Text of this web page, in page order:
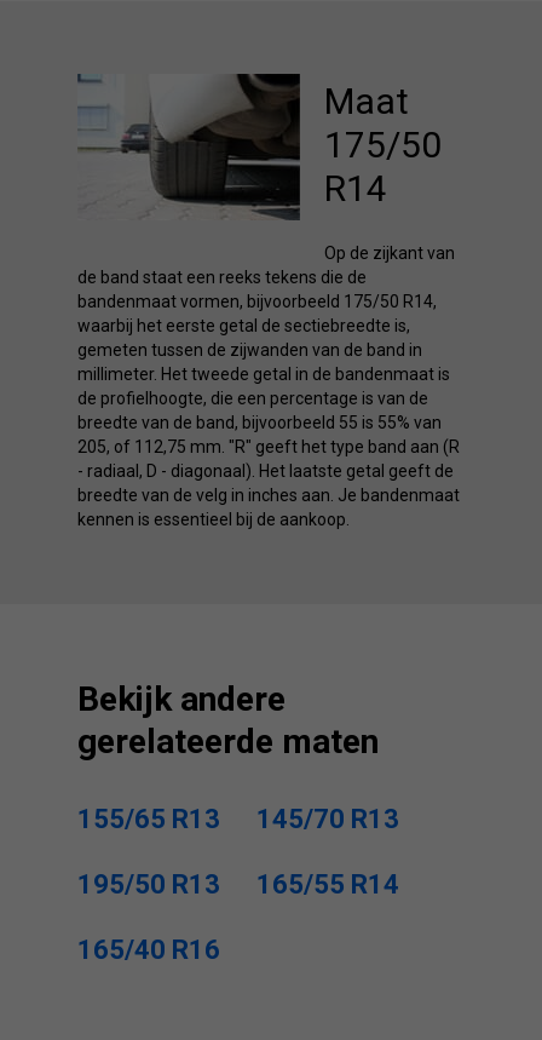
Maat
175/50
R14
Op de zijkant van
de band staat een reeks tekens die de
bandenmaat vormen, bijvoorbeeld 175/50 R14,
waarbij het eerste getal de sectiebreedte is,
gemeten tussen de zijwanden van de band in
millimeter. Het tweede getal in de bandenmaat is
de profielhoogte, die een percentage is van de
breedte van de band, bijvoorbeeld 55 is 55% van
205, of 112,75 mm. "R" geeft het type band aan (R
- radiaal, D - diagonaal). Het laatste getal geeft de
breedte van de velg in inches aan. Je bandenmaat
kennen is essentieel bij de aankoop.
Bekijk andere
gerelateerde maten
155/65 R13 145/70 R13
195/50 R13 165/55 R14
165/40 R16